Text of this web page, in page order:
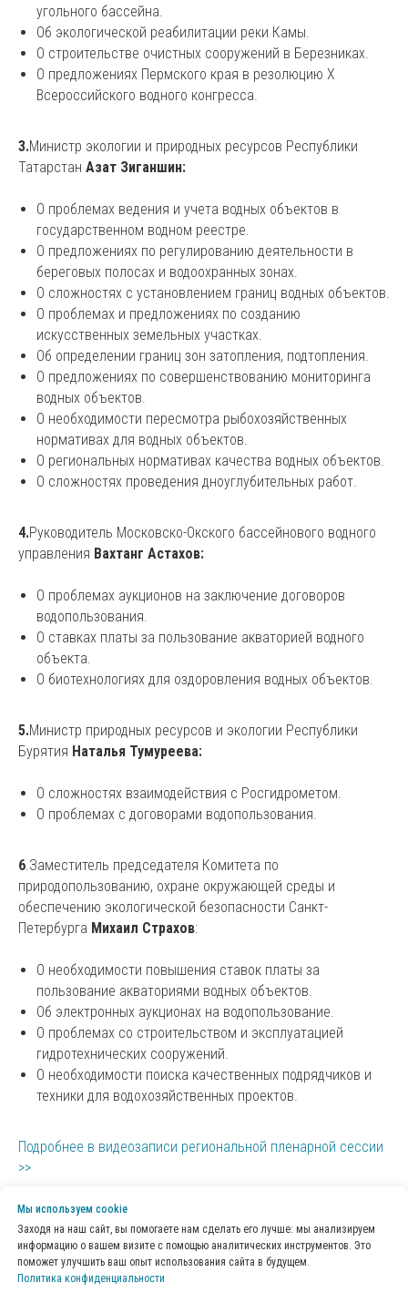
Мы используем сookie
Заходя на наш сайт, вы помогаете нам сделать его лучше: мы анализируем
информацию о вашем визите с помощью аналитических инструментов. Это
поможет улучшить ваш опыт использования сайта в будущем.
Политика конфиденциальности
угольного бассейна.
Об экологической реабилитации реки Камы.
О строительстве очистных сооружений в Березниках.
О предложениях Пермского края в резолюцию X
Всероссийского водного конгресса.
3.Министр экологии и природных ресурсов Республики
Татарстан Азат Зиганшин:
О проблемах ведения и учета водных объектов в
государственном водном реестре.
О предложениях по регулированию деятельности в
береговых полосах и водоохранных зонах.
О сложностях с установлением границ водных объектов.
О проблемах и предложениях по созданию
искусственных земельных участках.
Об определении границ зон затопления, подтопления.
О предложениях по совершенствованию мониторинга
водных объектов.
О необходимости пересмотра рыбохозяйственных
нормативах для водных объектов.
О региональных нормативах качества водных объектов.
О сложностях проведения дноуглубительных работ.
4.Руководитель Московско-Окского бассейнового водного
управления Вахтанг Астахов:
О проблемах аукционов на заключение договоров
водопользования.
О ставках платы за пользование акваторией водного
объекта.
О биотехнологиях для оздоровления водных объектов.
5.Министр природных ресурсов и экологии Республики
Бурятия Наталья Тумуреева:
О сложностях взаимодействия с Росгидрометом.
О проблемах с договорами водопользования.
6.Заместитель председателя Комитета по
природопользованию, охране окружающей среды и
обеспечению экологической безопасности Санкт-
Петербурга Михаил Страхов:
О необходимости повышения ставок платы за
пользование акваториями водных объектов.
Об электронных аукционах на водопользование.
О проблемах со строительством и эксплуатацией
гидротехнических сооружений.
О необходимости поиска качественных подрядчиков и
техники для водохозяйственных проектов.
Подробнее в видеозаписи региональной пленарной сессии
>>